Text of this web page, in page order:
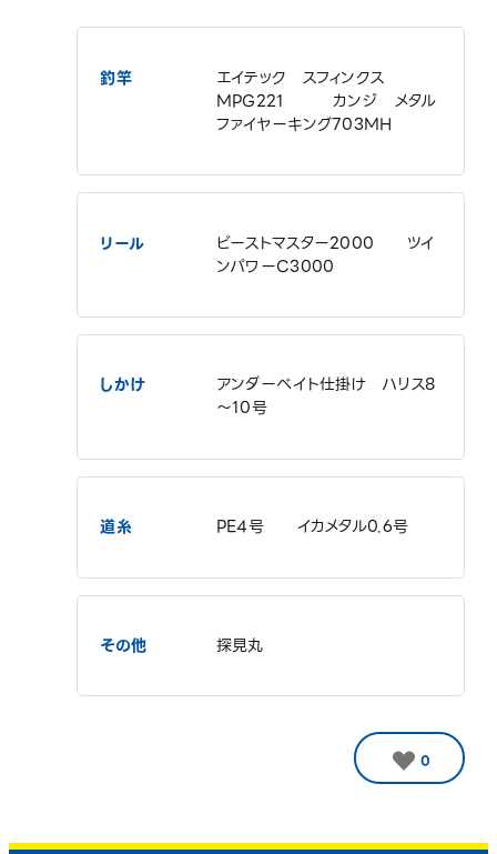
釣竿
エイテック スフィンクス
MPG221 カンジ メタル
ファイヤーキング703MH
リール
ビーストマスター2000 ツイ
ンパワーC3000
しかけ
アンダーベイト仕掛け ハリス8
～10号
道糸 PE4号 イカメタル0.6号
その他 探見丸
0